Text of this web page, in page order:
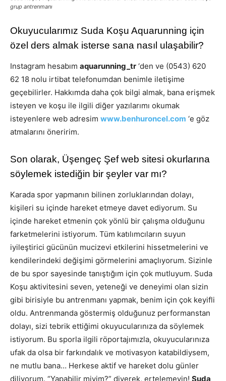
grup antrenmanı
Okuyucularımız Suda Koşu Aquarunning için
özel ders almak isterse sana nasıl ulaşabilir?
Instagram hesabım aquarunning_tr ‘den ve (0543) 620
62 18 nolu irtibat telefonumdan benimle iletişime
geçebilirler. Hakkımda daha çok bilgi almak, bana erişmek
isteyen ve koşu ile ilgili diğer yazılarımı okumak
isteyenlere web adresim www.benhuroncel.com ‘e göz
atmalarını öneririm.
Son olarak, Üşengeç Şef web sitesi okurlarına
söylemek istediğin bir şeyler var mı?
Karada spor yapmanın bilinen zorluklarından dolayı,
kişileri su içinde hareket etmeye davet ediyorum. Su
içinde hareket etmenin çok yönlü bir çalışma olduğunu
farketmelerini istiyorum. Tüm katılımcıların suyun
iyileştirici gücünün mucizevi etkilerini hissetmelerini ve
kendilerindeki değişimi görmelerini amaçlıyorum. Sizinle
de bu spor sayesinde tanıştığım için çok mutluyum. Suda
Koşu aktivitesini seven, yeteneği ve deneyimi olan sizin
gibi birisiyle bu antrenmanı yapmak, benim için çok keyifli
oldu. Antrenmanda göstermiş olduğunuz performanstan
dolayı, sizi tebrik ettiğimi okuyucularınıza da söylemek
istiyorum. Bu sporla ilgili röportajımızla, okuyucularınıza
ufak da olsa bir farkındalık ve motivasyon katabildiysem,
ne mutlu bana… Herkese aktif ve hareket dolu günler
diliyorum. “Yapabilir miyim?” diyerek, ertelemeyin! Suda